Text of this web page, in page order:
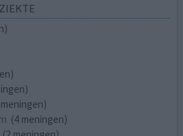
(4 meningen)